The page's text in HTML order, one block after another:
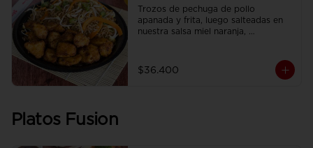
Trozos de pechuga de pollo
apanada y frita, luego salteadas en
nuestra salsa miel naranja,
$36.400
Platos Fusion